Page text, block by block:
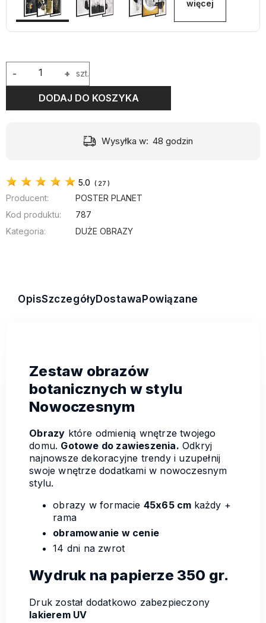
więcej
+
- szt.
DODAJ DO KOSZYKA
Wysyłka w: 48 godzin
5.0 ( 27 )
Producent:
POSTER PLANET
Kod produktu:
787
Kategoria:
DUŻE OBRAZY
OpisSzczegółyDostawaPowiązane
Zestaw obrazów
botanicznych w stylu
Nowoczesnym
Obrazy które odmienią wnętrze twojego
domu. Gotowe do zawieszenia. Odkryj
najnowsze dekoracyjne trendy i uzupełnij
swoje wnętrze dodatkami w nowoczesnym
stylu.
obrazy w formacie 45x65 cm każdy +
rama
obramowanie w cenie
14 dni na zwrot
Wydruk na papierze 350 gr.
Druk został dodatkowo zabezpieczony
lakierem UV